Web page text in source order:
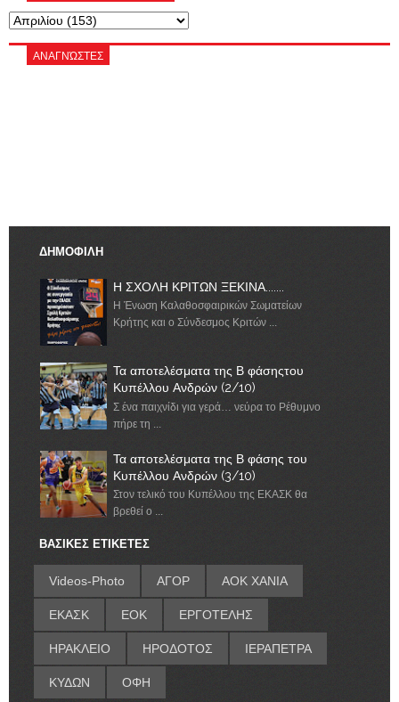
ΑΝΑΓΝΏΣΤΕΣ
ΔΗΜΟΦΙΛΗ
Η ΣΧΟΛΗ ΚΡΙΤΩΝ ΞΕΚΙΝΑ.......
Η Ένωση Καλαθοσφαιρικών Σωματείων
Κρήτης και ο Σύνδεσμος Κριτών ...
Τα αποτελέσματα της Β φάσηςτου
Κυπέλλου Ανδρών (2/10)
Σ ένα παιχνίδι για γερά… νεύρα το Ρέθυμνο
πήρε τη ...
Τα αποτελέσματα της Β φάσης του
Κυπέλλου Ανδρών (3/10)
Στον τελικό του Κυπέλλου της ΕΚΑΣΚ θα
βρεθεί ο ...
ΒΑΣΙΚΕΣ ΕΤΙΚΕΤΕΣ
Videos-Photo ΑΓΟΡ ΑΟΚ ΧΑΝΙΑ
ΕΚΑΣΚ ΕΟΚ ΕΡΓΟΤΕΛΗΣ
ΗΡΑΚΛΕΙΟ ΗΡΟΔΟΤΟΣ ΙΕΡΑΠΕΤΡΑ
ΚΥΔΩΝ ΟΦΗ